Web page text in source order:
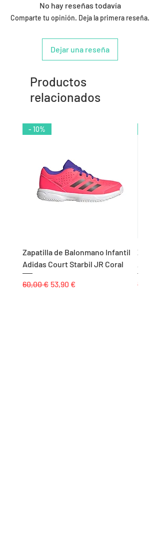
No hay reseñas todavía
Comparte tu opinión. Deja la primera reseña.
Dejar una reseña
Productos
relacionados
- 10%
Zapatilla de Balonmano Infantil
Adidas Court Starbil JR Coral
Precio
60,00 € Precio de oferta
53,90 € Precio
55,00 €